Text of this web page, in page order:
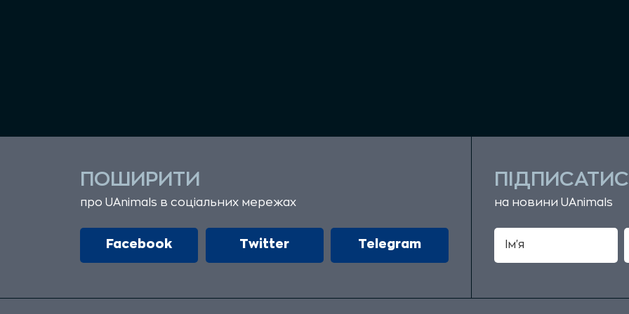
ПОШИРИТИ
про UAnimals в соціальних мережах
Facebook Twitter Telegram
на новини UAnimals